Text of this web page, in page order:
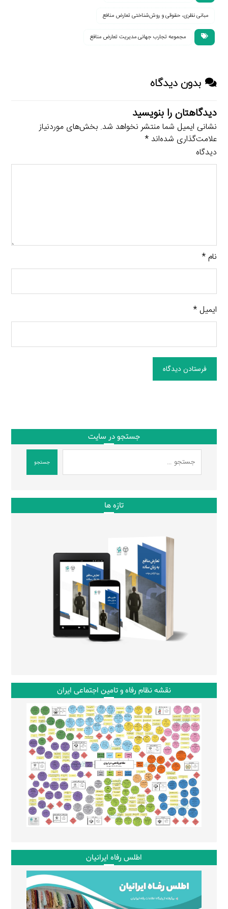
مبانی نظری، حقوقی و روش‌شناختی تعارض منافع
مجموعه تجارب جهانی مدیریت تعارض منافع
بدون دیدگاه
دیدگاهتان را بنویسید
نشانی ایمیل شما منتشر نخواهد شد. بخش‌های موردنیاز
علامت‌گذاری شده‌اند*
دیدگاه
نام*
ایمیل*
فرستادن دیدگاه
جستجو در سایت
جستجو
تازه ها
نقشه نظام رفاه و تامین اجتماعی ایران
اطلس رفاه ایرانیان